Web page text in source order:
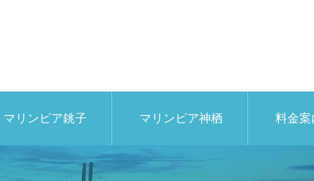
マリンピア銚子 マリンピア神栖 料金案